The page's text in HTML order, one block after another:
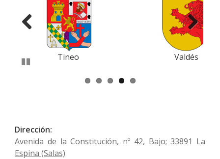
Tineo Valdés
Anterior Siguiente
Dirección:
Avenida de la Constitución, nº 42, Bajo; 33891 La
Espina (Salas)